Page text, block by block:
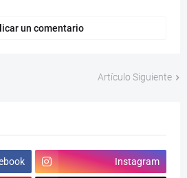
un comentario
Artículo Siguiente
Instagram